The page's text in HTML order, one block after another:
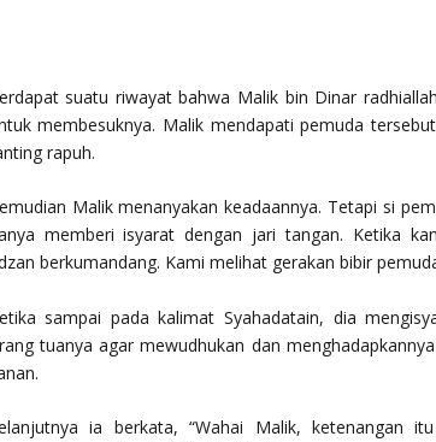
suatu riwayat bahwa Malik bin Dinar
membesuknya. Malik mendapati pemuda
rapuh.
Malik menanyakan keadaannya. Tetapi si
memberi isyarat dengan jari tangan. Ketika
berkumandang. Kami melihat gerakan bibir
sampai pada kalimat Syahadatain, dia
tuanya agar mewudhukan dan
ia berkata,“Wahai Malik, ketenangan